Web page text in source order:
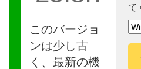
て
このバージョ
ンは少し古
く、最新の機